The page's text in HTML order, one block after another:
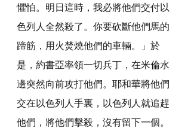
懼怕。明日這時，我必將他們交付以
色列人全然殺了。你要砍斷他們馬的
蹄筋，用火焚燒他們的車輛。」於
是，約書亞率領一切兵丁，在米倫水
邊突然向前攻打他們。耶和華將他們
交在以色列人手裏，以色列人就追趕
他們，將他們擊殺，沒有留下一個。